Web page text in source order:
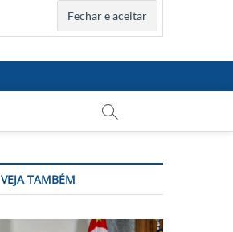
VEJA TAMBÉM